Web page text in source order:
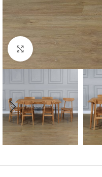
Click to enlarge